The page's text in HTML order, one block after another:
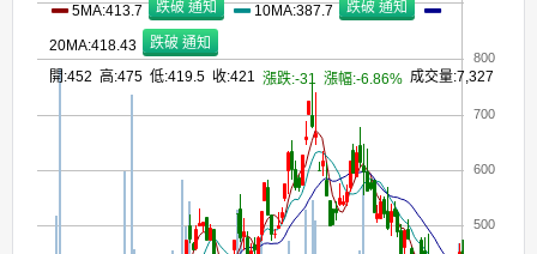
500
600
700
800
5MA:413.7 10MA:387.7
20MA:418.43
開:452 高:475 低:419.5 收:421 漲跌:-31 漲幅:-6.86% 成交量:7,327